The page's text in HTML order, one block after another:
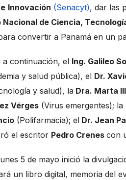
Innovación (Senacyt), dar las
de Ciencia,
convertir a Panamá en un
a continuación, el Ing. Galileo
y salud pública), el Dr.
y salud), la Dra. Marta
Vérges (Virus emergentes); la
(Polifarmacia); el Dr. Jean
el escritor Pedro Crenes con
5 de mayo inició la
un libro digital, memoria del